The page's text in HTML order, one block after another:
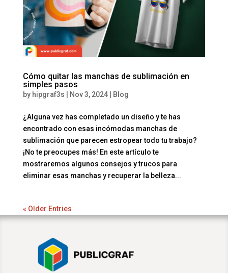
Cómo quitar las manchas de sublimación en
simples pasos
by hipgraf3s Nov 3, 2024| Blog
¿Alguna vez has completado un diseño y te has
encontrado con esas incómodas manchas de
sublimación que parecen estropear todo tu trabajo?
¡No te preocupes más! En este artículo te
mostraremos algunos consejos y trucos para
eliminar esas manchas y recuperar la belleza...
« Older Entries